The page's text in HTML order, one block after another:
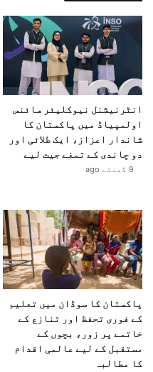
انٹرنیشنل نیوکلیئر سائنس
اولمپیاڈ میں پاکستان کا
شاندار اعزاز، ایک طلائی اور
دو چاندی کے تمغے جیت لیے
9 گھنٹے ago
پاکستان کا سوڈان میں تعلیم
کے فوری تحفظ اور تنازع کے
خاتمے پر زور، بچوں کے
مستقبل کے لیے عالمی اقدام
کا مطالبہ